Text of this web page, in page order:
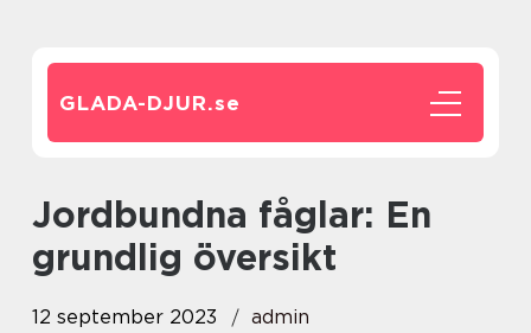
GLADA-DJUR.se
Jordbundna fåglar: En
grundlig översikt
12 september 2023
admin